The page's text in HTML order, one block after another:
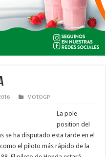
MOTOGP
La pole
position del
se ha disputado esta tarde en el
el piloto más rápido de la